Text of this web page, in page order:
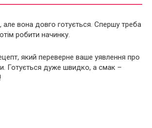
але вона довго готується. Спершу треба
робити начинку.
який переверне ваше уявлення про
Готується дуже швидко, а смак –